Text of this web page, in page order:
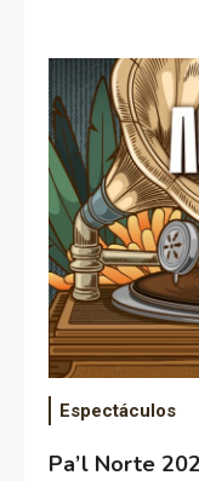
Espectáculos
Pa’l Norte